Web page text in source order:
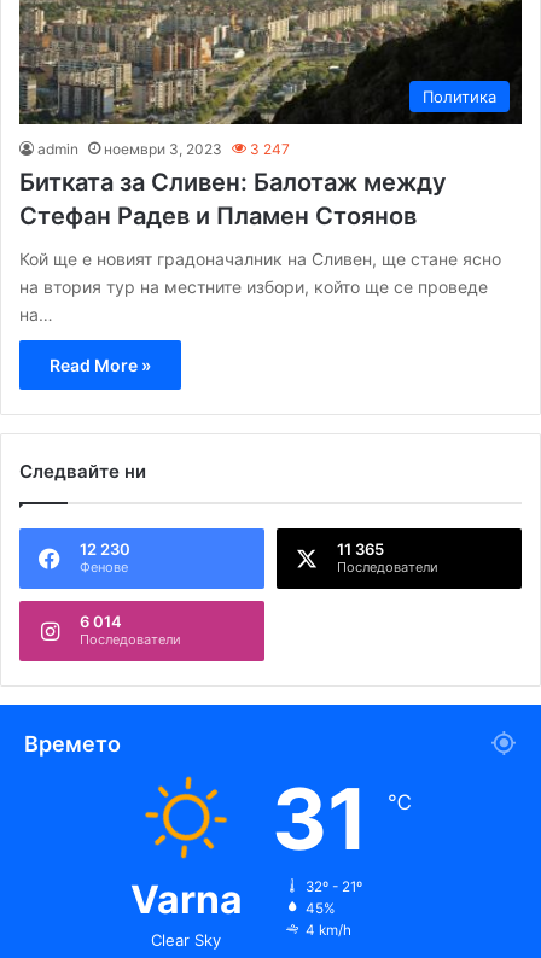
Политика
admin ноември 3, 2023 3 247
Битката за Сливен: Балотаж между
Стефан Радев и Пламен Стоянов
Кой ще е новият градоначалник на Сливен, ще стане ясно
на втория тур на местните избори, който ще се проведе
на…
Read More »
Следвайте ни
12 230
Фенове
11 365
Последователи
6 014
Последователи
Времето
Varna
Clear Sky
31 ℃
32º - 21º
45%
4 km/h